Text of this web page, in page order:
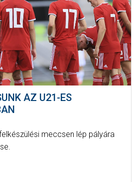
AZ U21-ES
meccsen lép pályára